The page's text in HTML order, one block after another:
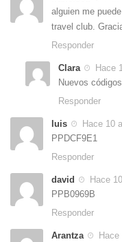
alguien me
travel club.
Responder
Clara
Hace
Nuevos
Responder
luis
Hace 10
PPDCF9E1
Responder
david
Hace
PPB0969B
Responder
Arantza